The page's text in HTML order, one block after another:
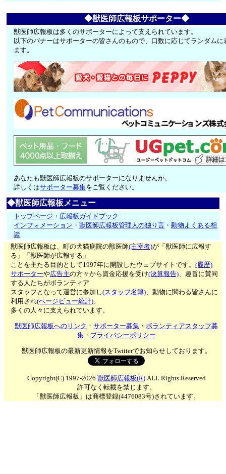
◆獣医師広報板サポーター◆
獣医師広報板は多くのサポーターによって支えられています。
以下のバナーはサポーターの皆さんのもので、口数に応じてランダムに
ます。
あなたも獣医師広報板のサポーターになりませんか。
詳しくはサポーター募集をご覧ください。
◆獣医師広報板メニュー
トップページ ・ 広報板ガイドブック
インフォメーション ・獣医師広報板管理人の独り言 ・動物よくある相
談
獣医師広報板は、町の犬猫病院の獣医師(主宰者)が「獣医師に広報す
る」「獣医師が広報する」
ことを主たる目的として1997年に開設したウェブサイトです。(履歴)
サポーターや広告主の方々から資金応援を受け(決算報告)、趣旨に賛同
する人たちがボランティア
スタッフとなって運営に参加し(スタッフ名簿)、動物に関わる皆さんに
利用され(ページビュー統計)、
多くの人々に支えられています。
獣医師広報板へのリンク ・サポーター募集 ・ボランティアスタッフ募
集・ プライバシーポリシー
獣医師広報板の最新更新情報をTwitterでお知らせしております。
Copyright(C) 1997-2026 獣医師広報板(R)ALL Rights Reserved
許可なく転載を禁じます。
「獣医師広報板」は商標登録(4476083号)されています。